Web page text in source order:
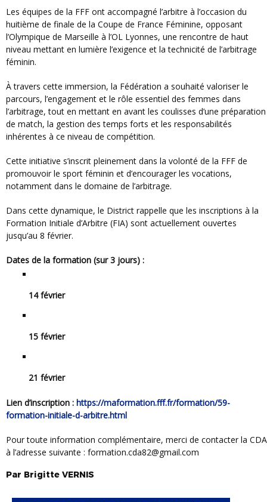
Les équipes de la FFF ont accompagné l’arbitre à l’occasion du
huitième de finale de la Coupe de France Féminine, opposant
l’Olympique de Marseille à l’OL Lyonnes, une rencontre de haut
niveau mettant en lumière l’exigence et la technicité de l’arbitrage
féminin.
À travers cette immersion, la Fédération a souhaité valoriser le
parcours, l’engagement et le rôle essentiel des femmes dans
l’arbitrage, tout en mettant en avant les coulisses d’une préparation
de match, la gestion des temps forts et les responsabilités
inhérentes à ce niveau de compétition.
Cette initiative s’inscrit pleinement dans la volonté de la FFF de
promouvoir le sport féminin et d’encourager les vocations,
notamment dans le domaine de l’arbitrage.
Dans cette dynamique, le District rappelle que les inscriptions à la
Formation Initiale d’Arbitre (FIA) sont actuellement ouvertes
jusqu’au 8 février.
Dates de la formation (sur 3 jours) :
14 février
15 février
21 février
Lien d’inscription : https://maformation.fff.fr/formation/59-
formation-initiale-d-arbitre.html
Pour toute information complémentaire, merci de contacter la CDA
à l’adresse suivante : formation.cda82@gmail.com
Par Brigitte VERNIS